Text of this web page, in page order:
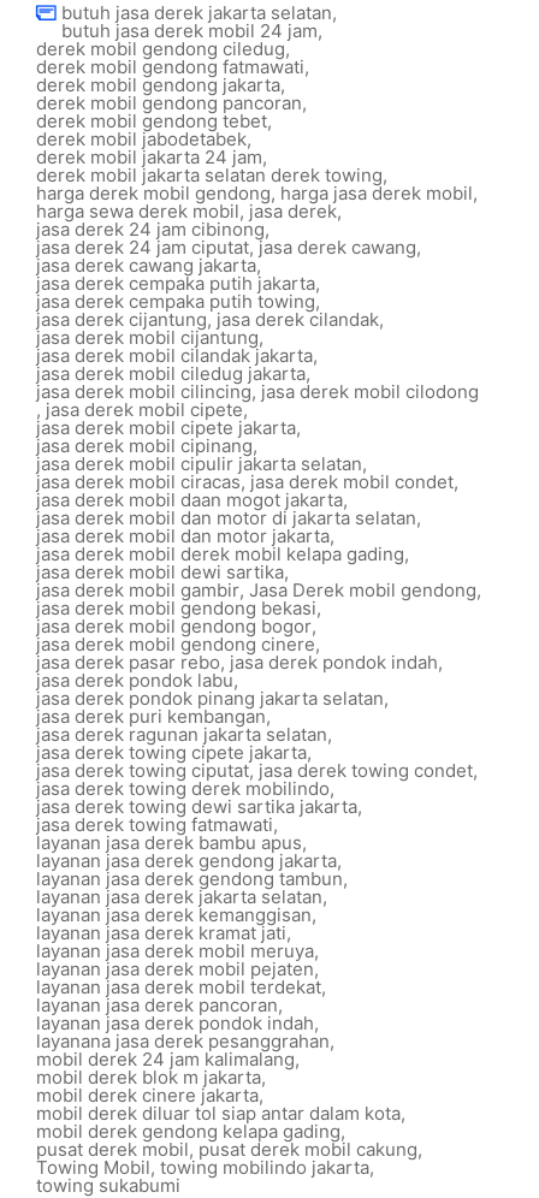
butuh jasa derek jakarta selatan,
butuh jasa derek mobil 24 jam,
derek mobil gendong ciledug,
derek mobil gendong fatmawati,
derek mobil gendong jakarta,
derek mobil gendong pancoran,
derek mobil gendong tebet,
derek mobil jabodetabek,
derek mobil jakarta 24 jam,
derek mobil jakarta selatan derek towing,
harga derek mobil gendong, harga jasa derek mobil,
harga sewa derek mobil, jasa derek,
jasa derek 24 jam cibinong,
jasa derek 24 jam ciputat,jasa derek cawang,
jasa derek cawang jakarta,
jasa derek cempaka putih jakarta,
jasa derek cempaka putih towing,
jasa derek cijantung, jasa derek cilandak,
jasa derek mobil cijantung,
jasa derek mobil cilandak jakarta,
jasa derek mobil ciledug jakarta,
jasa derek mobil cilincing, jasa derek mobil cilodong
, jasa derek mobil cipete,
jasa derek mobil cipete jakarta,
jasa derek mobil cipinang,
jasa derek mobil cipulir jakarta selatan,
jasa derek mobil ciracas, jasa derek mobil condet,
jasa derek mobil daan mogot jakarta,
jasa derek mobil dan motor di jakarta selatan,
jasa derek mobil dan motor jakarta,
jasa derek mobil derek mobil kelapa gading,
jasa derek mobil dewi sartika,
jasa derek mobil gambir, Jasa Derek mobil gendong,
jasa derek mobil gendong bekasi,
jasa derek mobil gendong bogor,
jasa derek mobil gendong cinere,
jasa derek pasar rebo, jasa derek pondok indah,
jasa derek pondok labu,
jasa derek pondok pinang jakarta selatan,
jasa derek puri kembangan,
jasa derek ragunan jakarta selatan,
jasa derek towing cipete jakarta,
jasa derek towing ciputat, jasa derek towing condet,
jasa derek towing derek mobilindo,
jasa derek towing dewi sartika jakarta,
jasa derek towing fatmawati,
layanan jasa derek bambu apus,
layanan jasa derek gendong jakarta,
layanan jasa derek gendong tambun,
layanan jasa derek jakarta selatan,
layanan jasa derek kemanggisan,
layanan jasa derek kramat jati,
layanan jasa derek mobil meruya,
layanan jasa derek mobil pejaten,
layanan jasa derek mobil terdekat,
layanan jasa derek pancoran,
layanan jasa derek pondok indah,
layanana jasa derek pesanggrahan,
mobil derek 24 jam kalimalang,
mobil derek blok m jakarta,
mobil derek cinere jakarta,
mobil derek diluar tol siap antar dalam kota,
mobil derek gendong kelapa gading,
pusat derek mobil, pusat derek mobil cakung,
Towing Mobil, towing mobilindo jakarta,
towing sukabumi